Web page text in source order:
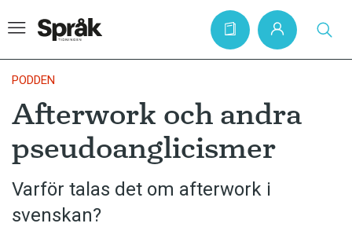
Hem
Artiklar
Krönikor
Språkfrågor
PODDEN
Afterwork och andra
pseudoanglicismer
Varför talas det om afterwork i
svenskan?